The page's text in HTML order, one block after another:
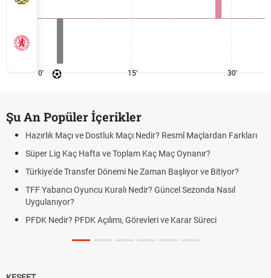
0' 15' 30'
Şu An Popüler İçerikler
Hazırlık Maçı ve Dostluk Maçı Nedir? Resmî Maçlardan Farkları
Süper Lig Kaç Hafta ve Toplam Kaç Maç Oynanır?
Türkiye'de Transfer Dönemi Ne Zaman Başlıyor ve Bitiyor?
TFF Yabancı Oyuncu Kuralı Nedir? Güncel Sezonda Nasıl
Uygulanıyor?
PFDK Nedir? PFDK Açılımı, Görevleri ve Karar Süreci